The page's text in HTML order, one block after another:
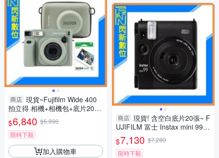
商店 現貨~Fujifilm Wide 400
拍立得 相機+相機包+底片20張
(Wide400,公司貨)
$6,840 $6,990
限時下殺
加入購物車
商店 現貨! 含空白底片20張~ F
UJIFILM 富士 Instax mini 99
拍立得 相機(mini99,公司貨)
$7,130 $7,280
限時下殺